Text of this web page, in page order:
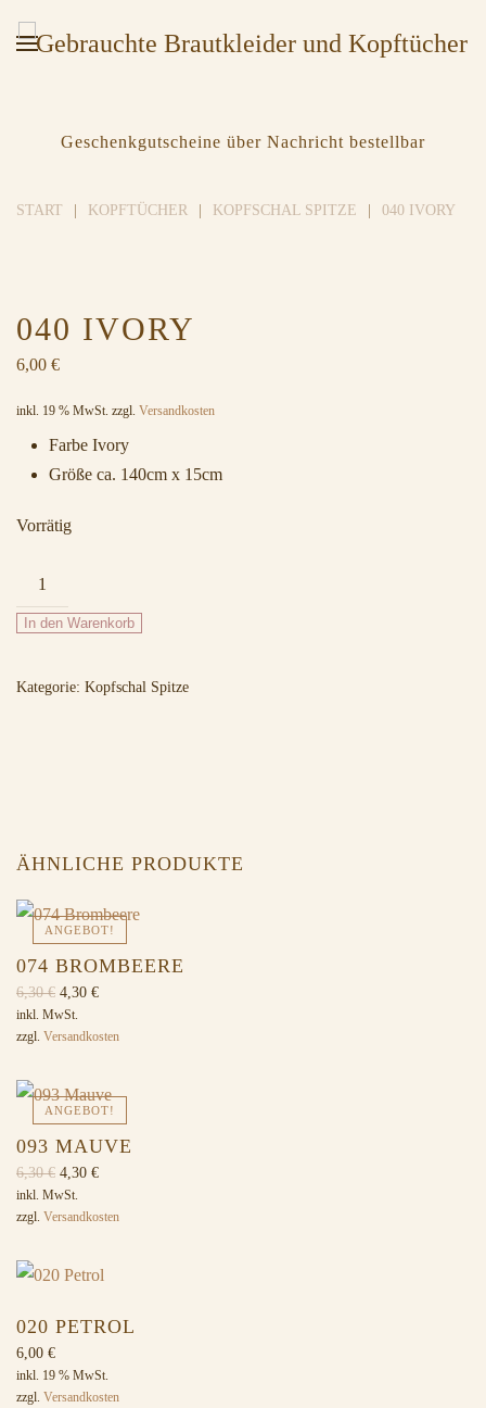
Geschenkgutscheine über Nachricht bestellbar
START KOPFTÜCHER KOPFSCHAL SPITZE 040 IVORY
040 IVORY
6,00 €
inkl. 19 % MwSt. zzgl. Versandkosten
Farbe Ivory
Größe ca. 140cm x 15cm
Vorrätig
040
Ivory
Menge
In den Warenkorb
Kategorie: Kopfschal Spitze
ÄHNLICHE PRODUKTE
ANGEBOT!
074 BROMBEERE
6,30€ Ursprünglicher
Preis
war:
4,30 €Aktueller
ist:
inkl. MwSt.
zzgl. Versandkosten
ANGEBOT!
093 MAUVE
6,30€ Ursprünglicher
Preis
war:
4,30 €Aktueller
ist:
inkl. MwSt.
zzgl. Versandkosten
020 PETROL
6,00 €
inkl. 19 % MwSt.
zzgl. Versandkosten